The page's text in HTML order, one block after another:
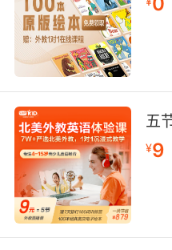
语的提升是非常有帮助
五
¥9